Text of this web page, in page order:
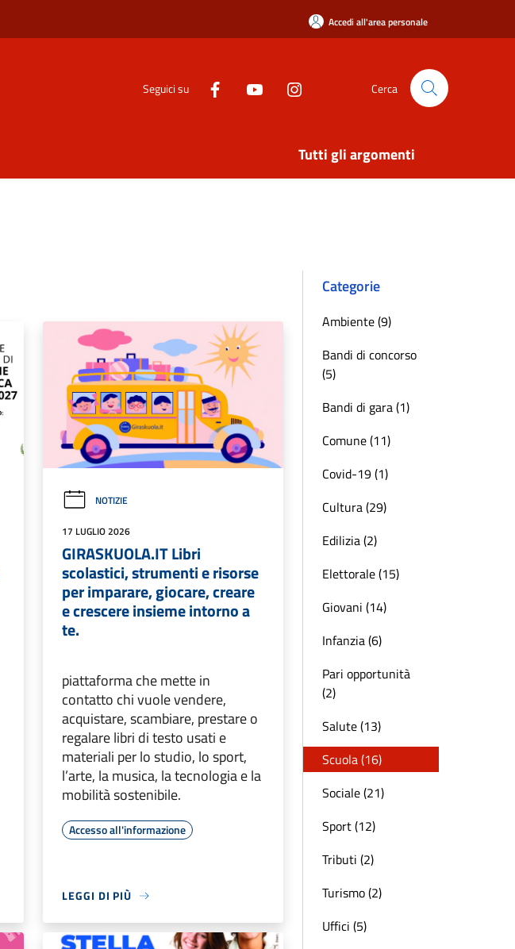
Accedi all'area personale
Seguici su Cerca
Tutti gli argomenti
NOTIZIE
17 LUGLIO 2026
GIRASKUOLA.IT Libri
scolastici, strumenti e risorse
per imparare, giocare, creare
e crescere insieme intorno a
te.
piattaforma che mette in
contatto chi vuole vendere,
acquistare, scambiare, prestare o
regalare libri di testo usati e
materiali per lo studio, lo sport,
l’arte, la musica, la tecnologia e la
mobilità sostenibile.
Accesso all'informazione
LEGGI DI PIÙ
Categorie
Ambiente (9)
Bandi di concorso
(5)
Bandi di gara (1)
Comune (11)
Covid-19 (1)
Cultura (29)
Edilizia (2)
Elettorale (15)
Giovani (14)
Infanzia (6)
Pari opportunità
(2)
Salute (13)
Scuola (16)
Sociale (21)
Sport (12)
Tributi (2)
Turismo (2)
Uffici (5)